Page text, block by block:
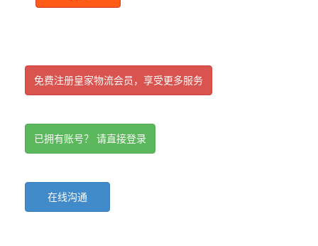
免费注册皇家物流会员，享受更多服务
已拥有账号？ 请直接登录
在线沟通